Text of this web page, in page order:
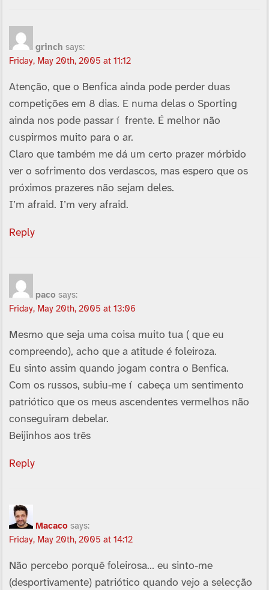
grinch says:
Friday, May 20th, 2005 at 11:12
Atenção, que o Benfica ainda pode perder duas
competições em 8 dias. E numa delas o Sporting
ainda nos pode passar í frente. É melhor não
cuspirmos muito para o ar.
Claro que também me dá um certo prazer mórbido
ver o sofrimento dos verdascos, mas espero que os
próximos prazeres não sejam deles.
I’m afraid. I’m very afraid.
Reply
paco says:
Friday, May 20th, 2005 at 13:06
Mesmo que seja uma coisa muito tua ( que eu
compreendo), acho que a atitude é foleiroza.
Eu sinto assim quando jogam contra o Benfica.
Com os russos, subiu-me í cabeça um sentimento
patriótico que os meus ascendentes vermelhos não
conseguiram debelar.
Beijinhos aos três
Reply
Macaco says:
Friday, May 20th, 2005 at 14:12
Não percebo porquê foleirosa… eu sinto-me
(desportivamente) patriótico quando vejo a selecção